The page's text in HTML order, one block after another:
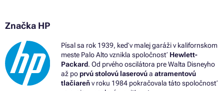
Značka HP
Písal sa rok 1939, keď v malej garáži v kalifornskom
meste Palo Alto vznikla spoločnosť Hewlett-
Packard. Od prvého oscilátora pre Walta Disneyho
až poprvú stolovú laserovúa atramentovú
tlačiareňv roku 1984 pokračovala táto spoločnosť